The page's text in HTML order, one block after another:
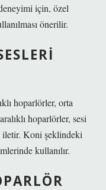
için, özel
önerilir.
hoparlörler, orta
hoparlörler, sesi
iletir. Koni şeklindeki
kullanılır.